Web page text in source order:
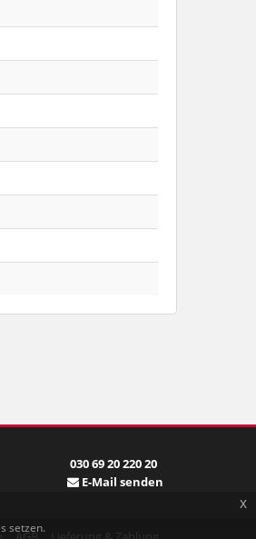
030 69 20 220 20
E-Mail senden
setzen.
x